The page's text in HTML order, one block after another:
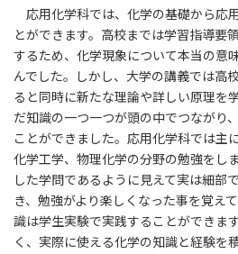
応用化学科では、化学の基礎から応
とができます。高校までは学習指導要
するため、化学現象について本当の意
んでした。しかし、大学の講義では高
ると同時に新たな理論や詳しい原理を
だ知識の一つ一つが頭の中でつながり
ことができました。応用化学科では主
化学工学、物理化学の分野の勉強をし
した学問であるように見えて実は細部
き、勉強がより楽しくなった事を覚え
識は学生実験で実践することができま
く、実際に使える化学の知識と経験を